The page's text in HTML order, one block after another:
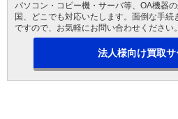
パソコン・コピー機・サーバ等、OA機器
国、どこでも対応いたします。面倒な手
ですので、お気軽にお問い合わせください。
法人様向け買取